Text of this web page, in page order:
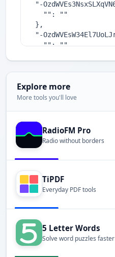
Explore more
More tools you'll love
RadioFM Pro
Radio without borders
TiPDF
Everyday PDF tools
5 Letter Words
Solve word puzzles faster